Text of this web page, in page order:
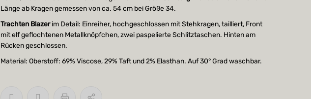
Länge ab Kragen gemessen von ca. 54 cm bei Größe 34.
Trachten Blazerim Detail: Einreiher, hochgeschlossen mit Stehkragen, tailliert, Front
mit elf geflochtenen Metallknöpfchen, zwei paspelierte Schlitztaschen. Hinten am
Rücken geschlossen.
Material: Oberstoff: 69% Viscose, 29% Taft und 2% Elasthan. Auf 30° Grad waschbar.